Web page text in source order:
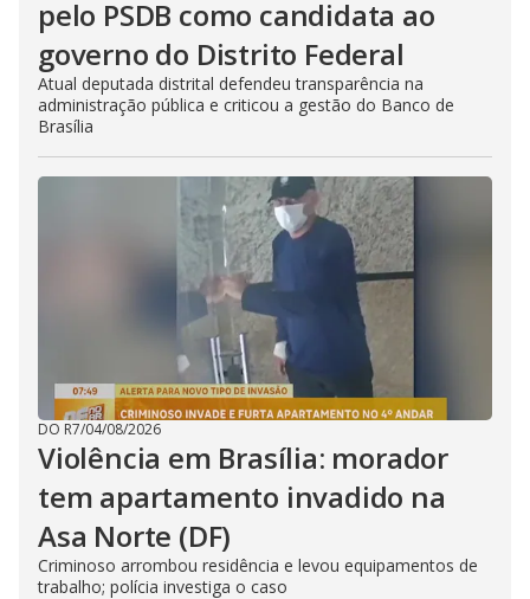
pelo PSDB como candidata ao
governo do Distrito Federal
Atual deputada distrital defendeu transparência na
administração pública e criticou a gestão do Banco de
Brasília
DO R7/04/08/2026
Violência em Brasília: morador
tem apartamento invadido na
Asa Norte (DF)
Criminoso arrombou residência e levou equipamentos de
trabalho; polícia investiga o caso